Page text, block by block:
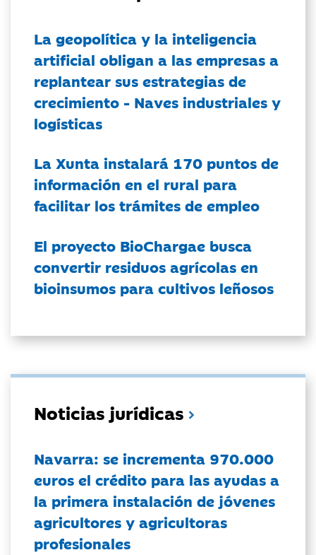
La geopolítica y la inteligencia
artificial obligan a las empresas a
replantear sus estrategias de
crecimiento - Naves industriales y
logísticas
La Xunta instalará 170 puntos de
información en el rural para
facilitar los trámites de empleo
El proyecto BioChargae busca
convertir residuos agrícolas en
bioinsumos para cultivos leñosos
Noticias jurídicas
Navarra: se incrementa 970.000
euros el crédito para las ayudas a
la primera instalación de jóvenes
agricultores y agricultoras
profesionales